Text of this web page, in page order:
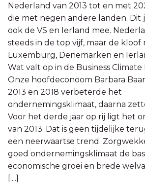
Nederland van 2013 tot en met
die met negen andere landen. Dit
ook de VS en Ierland mee.
steeds in de top vijf, maar de
Luxemburg, Denemarken en
Wat valt op in de Business Climate
Onze hoofdeconoom Barbara
2013 en 2018 verbeterde het
ondernemingsklimaat, daarna
Voor het derde jaar op rij ligt het
van 2013. Dat is geen tijdelijke
een neerwaartse trend.
goed ondernemingsklimaat de
economische groei en brede
[....]